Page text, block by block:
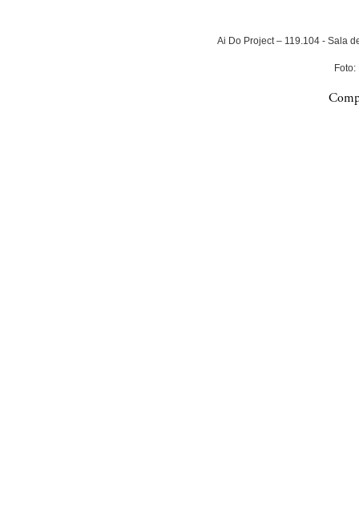
Ai Do Project – 119.104 - Sala